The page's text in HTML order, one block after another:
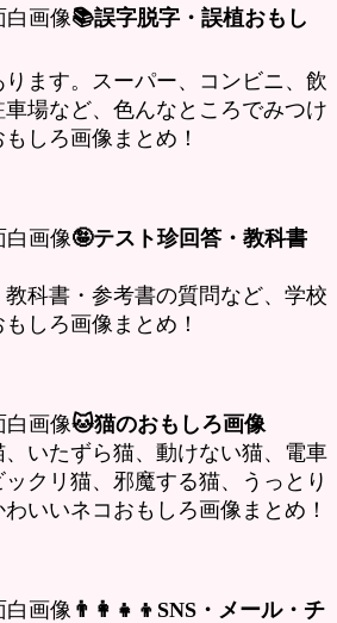
白画像📚誤字脱字・誤植おもし
ます。スーパー、コンビニ、飲
場など、色んなところでみつけ
しろ画像まとめ！
白画像🤪テスト珍回答・教科書
科書・参考書の質問など、学校
しろ画像まとめ！
白画像🐱猫のおもしろ画像
いたずら猫、動けない猫、電車
クリ猫、邪魔する猫、うっとり
いいネコおもしろ画像まとめ！
白画像 👨‍👩‍👧‍👦SNS・メール・チ